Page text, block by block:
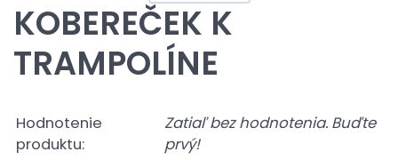
KOBEREČEK K
TRAMPOLÍNE
Hodnotenie
produktu:
Zatiaľ bez hodnotenia. Buďte
prvý!